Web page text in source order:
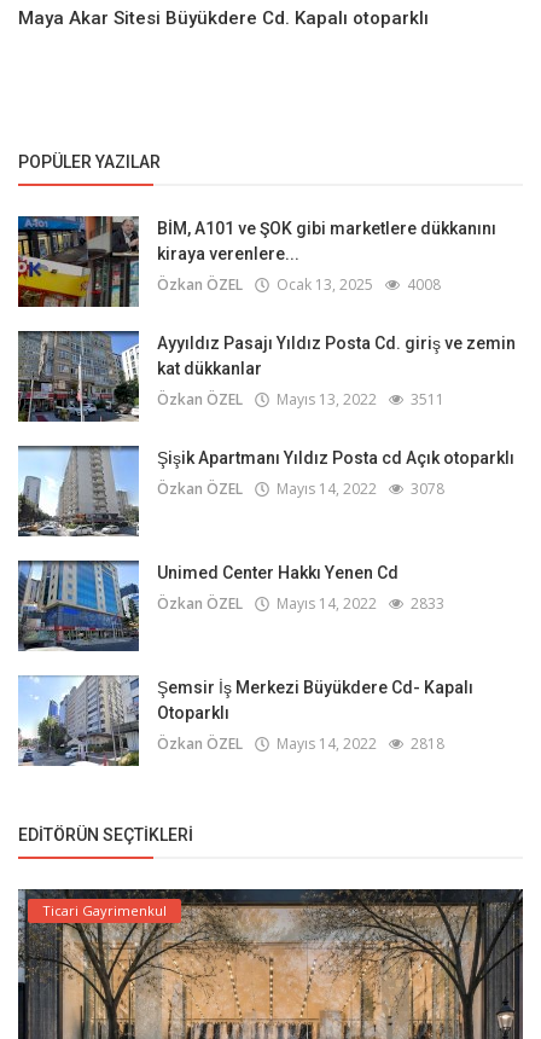
Maya Akar Sitesi Büyükdere Cd. Kapalı otoparklı
POPÜLER YAZILAR
BİM, A101 ve ŞOK gibi marketlere dükkanını
kiraya verenlere...
Özkan ÖZEL Ocak 13, 2025 4008
Ayyıldız Pasajı Yıldız Posta Cd. giriş ve zemin
kat dükkanlar
Özkan ÖZEL Mayıs 13, 2022 3511
Şişik Apartmanı Yıldız Posta cd Açık otoparklı
Özkan ÖZEL Mayıs 14, 2022 3078
Unimed Center Hakkı Yenen Cd
Özkan ÖZEL Mayıs 14, 2022 2833
Şemsir İş Merkezi Büyükdere Cd- Kapalı
Otoparklı
Özkan ÖZEL Mayıs 14, 2022 2818
EDITÖRÜN SEÇTIKLERI
Ticari Gayrimenkul